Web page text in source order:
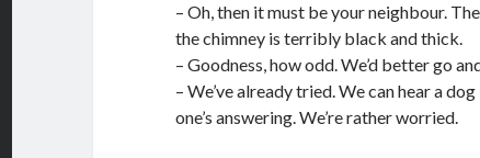
– Oh, then it must be your neighbour.
the chimney is terribly black and thick.
– Goodness, how odd. We’d better go
– We’ve already tried. We can hear a
one’s answering. We’re rather worried.